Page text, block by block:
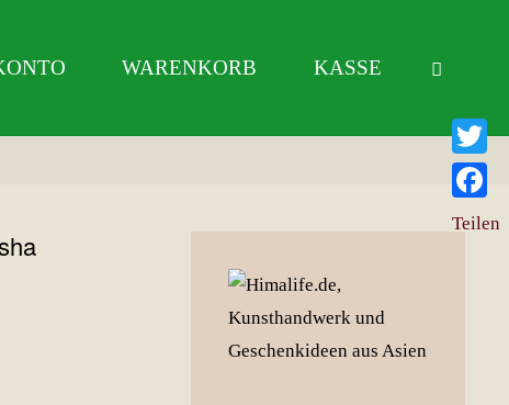
WARENKORB KASSE
Twitter
Teilen